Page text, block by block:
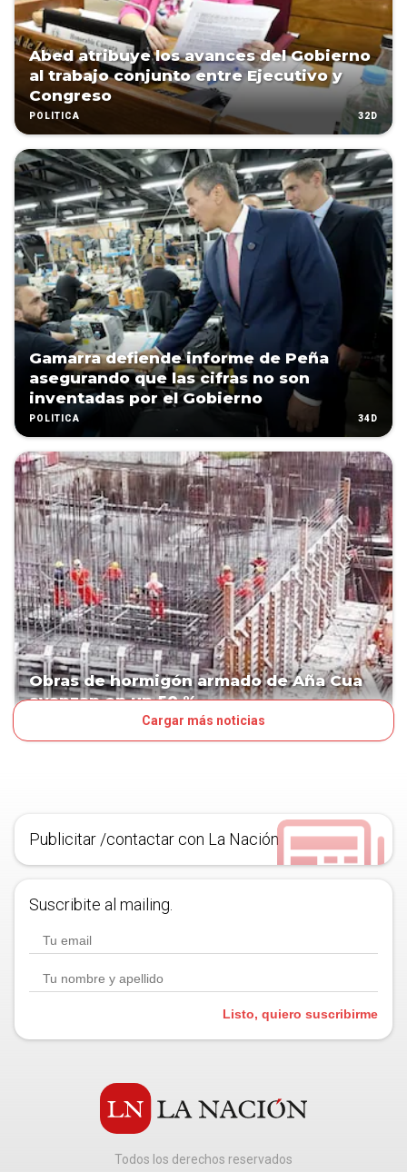
Abed atribuye los avances del Gobierno
al trabajo conjunto entre Ejecutivo y
Congreso
POLÍTICA 32D
Gamarra defiende informe de Peña
asegurando que las cifras no son
inventadas por el Gobierno
POLÍTICA 34D
Obras de hormigón armado de Aña Cua
avanzan en un 50 %
Cargar más noticias
Publicitar /contactar con La Nación
Suscribite al mailing.
Listo, quiero suscribirme
Todos los derechos reservados